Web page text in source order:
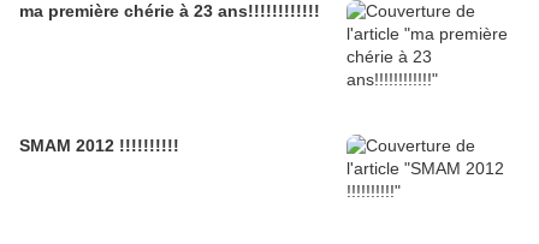
ma première chérie à 23 ans!!!!!!!!!!!!
SMAM 2012 !!!!!!!!!!